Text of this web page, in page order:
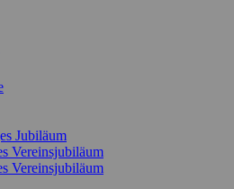
Jubiläum
Vereinsjubiläum
Vereinsjubiläum